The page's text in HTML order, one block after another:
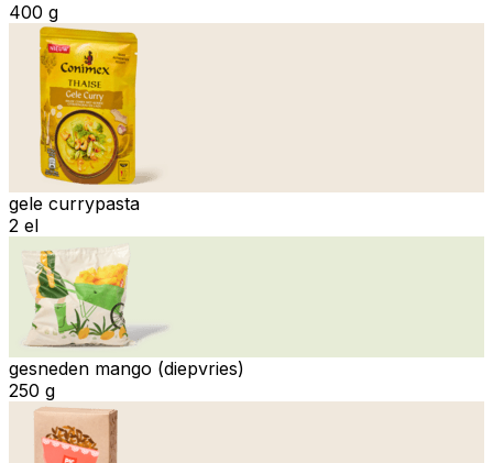
400 g
gele currypasta
2 el
gesneden mango (diepvries)
250 g